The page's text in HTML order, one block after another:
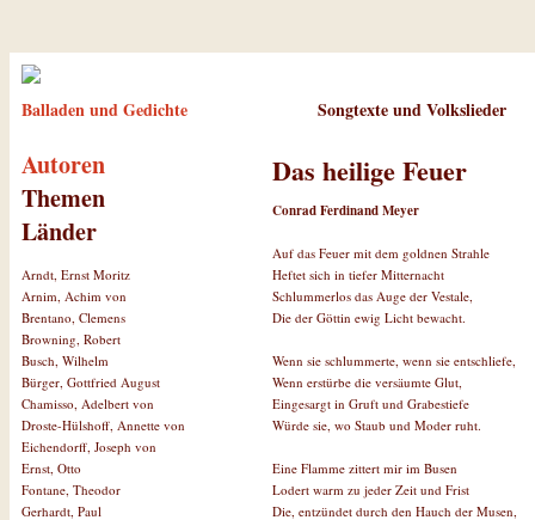
Balladen und Gedichte Songtexte und Volkslieder
Autoren
Themen
Länder
Arndt, Ernst Moritz
Arnim, Achim von
Brentano, Clemens
Browning, Robert
Busch, Wilhelm
Bürger, Gottfried August
Chamisso, Adelbert von
Droste-Hülshoff, Annette von
Eichendorff, Joseph von
Ernst, Otto
Fontane, Theodor
Gerhardt, Paul
Das heilige Feuer
Conrad Ferdinand Meyer
Auf das Feuer mit dem goldnen Strahle
Heftet sich in tiefer Mitternacht
Schlummerlos das Auge der Vestale,
Die der Göttin ewig Licht bewacht.
Wenn sie schlummerte, wenn sie entschliefe,
Wenn erstürbe die versäumte Glut,
Eingesargt in Gruft und Grabestiefe
Würde sie, wo Staub und Moder ruht.
Eine Flamme zittert mir im Busen
Lodert warm zu jeder Zeit und Frist
Die, entzündet durch den Hauch der Musen,